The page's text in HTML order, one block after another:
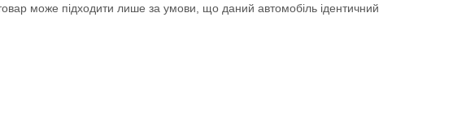
може підходити лише за умови, що даний автомобіль ідентичний